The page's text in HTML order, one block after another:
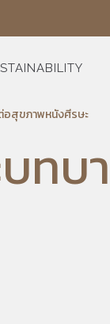
อสุขภาพหนังศีรษะ
บท